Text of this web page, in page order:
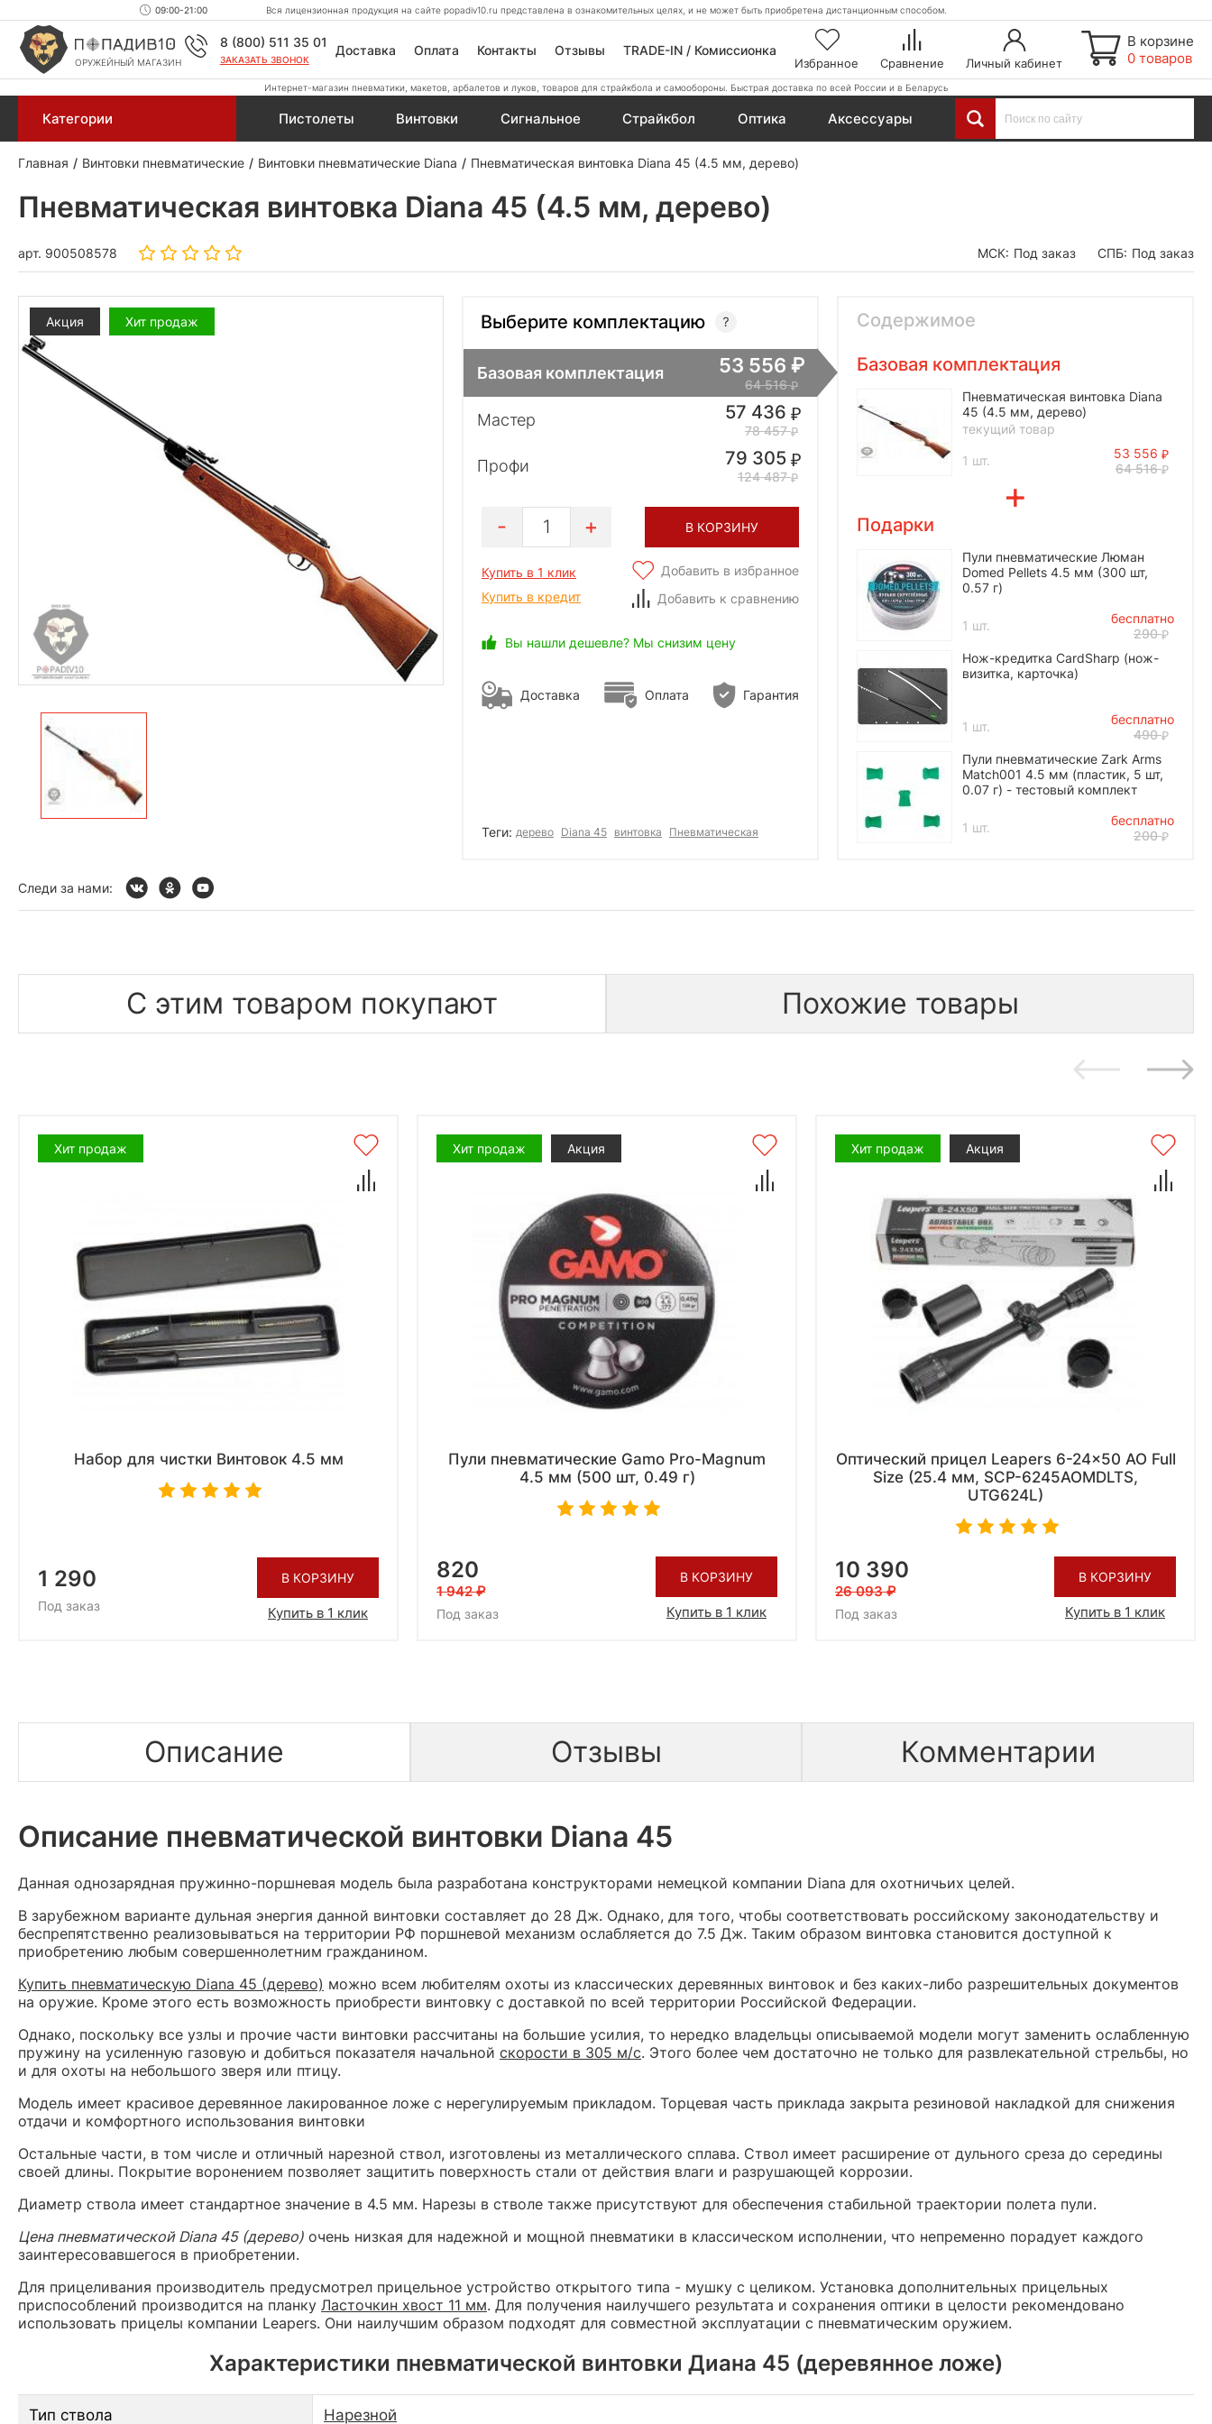
09:00-21:00 Вся лицензионная продукция на сайте popadiv10.ru представлена в ознакомительных целях, и не может быть приобретена дистанционным способом.
ОРУЖЕЙНЫЙ МАГАЗИН
8 (800) 511 35 01
ЗАКАЗАТЬ ЗВОНОК
Доставка Оплата Контакты Отзывы TRADE-IN / Комиссионка
Избранное Сравнение Личный кабинет
В корзине
0 товаров
Интернет-магазин пневматики, макетов, арбалетов и луков, товаров для страйкбола и самообороны. Быстрая доставка по всей России и в Беларусь
Категории Пистолеты Винтовки Сигнальное Страйкбол Оптика Аксессуары
Главная Винтовки пневматические Винтовки пневматические Diana Пневматическая винтовка Diana 45 (4.5 мм, дерево)
Пневматическая винтовка Diana 45 (4.5 мм, дерево)
арт. 900508578 МСК: Под заказ СПБ: Под заказ
Акция Хит продаж Выберите комплектацию
Базовая комплектация 53 556
64 516
Мастер 57 436
78 457
Профи 79 305
124 487
1 В КОРЗИНУ
Купить в 1 клик
Купить в кредит
Добавить в избранное
Добавить к сравнению
Вы нашли дешевле? Мы снизим цену
Доставка Оплата Гарантия
Теги: дерево Diana 45 винтовка Пневматическая
Содержимое
Базовая комплектация
Пневматическая винтовка Diana
45 (4.5 мм, дерево)
текущий товар
1 шт.
53 556
64 516
Подарки
Пули пневматические Люман
Domed Pellets 4.5 мм (300 шт,
0.57 г)
1 шт.
бесплатно
290
Нож-кредитка CardSharp (нож-
визитка, карточка)
1 шт.
бесплатно
490
Пули пневматические Zark Arms
Match001 4.5 мм (пластик, 5 шт,
0.07 г) - тестовый комплект
1 шт.
бесплатно
200
Следи за нами:
С этим товаром покупают Похожие товары
Хит продаж
Набор для чистки Винтовок 4.5 мм
1 290
Под заказ
В КОРЗИНУ
Купить в 1 клик
Хит продаж Акция
Пули пневматические Gamo Pro-Magnum
4.5 мм (500 шт, 0.49 г)
820
1 942
Под заказ
В КОРЗИНУ
Купить в 1 клик
Хит продаж Акция
Оптический прицел Leapers 6-24x50 AO Full
Size (25.4 мм, SCP-6245AOMDLTS,
UTG624L)
10 390
26 093
Под заказ
В КОРЗИНУ
Купить в 1 клик
Описание Отзывы Комментарии
Описание пневматической винтовки Diana 45
Данная однозарядная пружинно-поршневая модель была разработана конструкторами немецкой компании Diana для охотничьих целей.
В зарубежном варианте дульная энергия данной винтовки составляет до 28 Дж. Однако, для того, чтобы соответствовать российскому законодательству и
беспрепятственно реализовываться на территории РФ поршневой механизм ослабляется до 7.5 Дж. Таким образом винтовка становится доступной к
приобретению любым совершеннолетним гражданином.
Купить пневматическую Diana 45 (дерево) можно всем любителям охоты из классических деревянных винтовок и без каких-либо разрешительных документов
на оружие. Кроме этого есть возможность приобрести винтовку с доставкой по всей территории Российской Федерации.
Однако, поскольку все узлы и прочие части винтовки рассчитаны на большие усилия, то нередко владельцы описываемой модели могут заменить ослабленную
пружину на усиленную газовую и добиться показателя начальной скорости в 305 м/с. Этого более чем достаточно не только для развлекательной стрельбы, но
и для охоты на небольшого зверя или птицу.
Модель имеет красивое деревянное лакированное ложе с нерегулируемым прикладом. Торцевая часть приклада закрыта резиновой накладкой для снижения
отдачи и комфортного использования винтовки
Остальные части, в том числе и отличный нарезной ствол, изготовлены из металлического сплава. Ствол имеет расширение от дульного среза до середины
своей длины. Покрытие воронением позволяет защитить поверхность стали от действия влаги и разрушающей коррозии.
Диаметр ствола имеет стандартное значение в 4.5 мм. Нарезы в стволе также присутствуют для обеспечения стабильной траектории полета пули.
Цена пневматической Diana 45 (дерево) очень низкая для надежной и мощной пневматики в классическом исполнении, что непременно порадует каждого
заинтересовавшегося в приобретении.
Для прицеливания производитель предусмотрел прицельное устройство открытого типа - мушку с целиком. Установка дополнительных прицельных
приспособлений производится на планку Ласточкин хвост 11 мм. Для получения наилучшего результата и сохранения оптики в целости рекомендовано
использовать прицелы компании Leapers. Они наилучшим образом подходят для совместной эксплуатации с пневматическим оружием.
Характеристики пневматической винтовки Диана 45 (деревянное ложе)
Тип ствола Нарезной